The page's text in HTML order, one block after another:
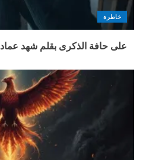
خاطرة
على حافة الذكرى بقلم شهد عماد